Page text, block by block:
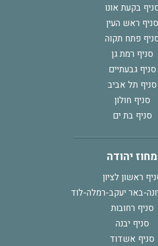
בקעת אונו
סניף ראש העין
פתח תקוה
סניף רמת גן
סניף גבעתיים
סניף תל אביב
סניף חולון
סניף בת ים
מחוז יהודה
ראשון לציון
באר יעקב-רמלה-לוד
סניף רחובות
סניף יבנה
סניף אשדוד